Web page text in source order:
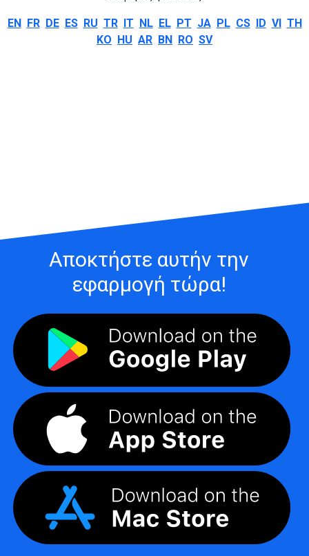
EN FR DE ES RU TR IT NL EL PT JA PL CS ID VI TH
KO HU AR BN RO SV
Αποκτήστε αυτήν την
εφαρμογή τώρα!